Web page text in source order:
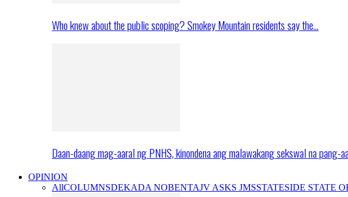
Who knew about the public scoping? Smokey Mountain residents say the…
Daan-daang mag-aaral ng PNHS, kinondena ang malawakang sekswal na pang-
OPINION
AllCOLUMNSDEKADA NOBENTAJV ASKS JMSSTATESIDE STATE